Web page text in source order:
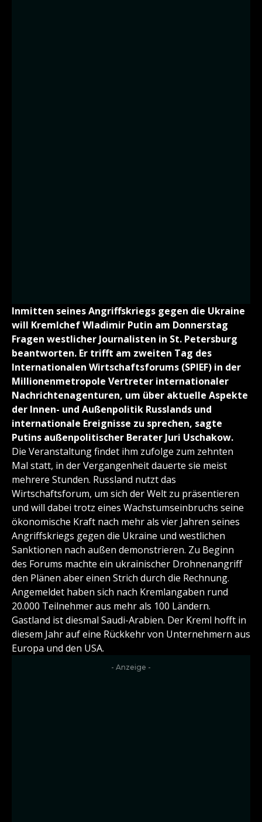
Inmitten seines Angriffskriegs gegen die Ukraine
will Kremlchef Wladimir Putin am Donnerstag
Fragen westlicher Journalisten in St. Petersburg
beantworten. Er trifft am zweiten Tag des
Internationalen Wirtschaftsforums (SPIEF) in der
Millionenmetropole Vertreter internationaler
Nachrichtenagenturen, um über aktuelle Aspekte
der Innen- und Außenpolitik Russlands und
internationale Ereignisse zu sprechen, sagte
Putins außenpolitischer Berater Juri Uschakow.
Die Veranstaltung findet ihm zufolge zum zehnten
Mal statt, in der Vergangenheit dauerte sie meist
mehrere Stunden. Russland nutzt das
Wirtschaftsforum, um sich der Welt zu präsentieren
und will dabei trotz eines Wachstumseinbruchs seine
ökonomische Kraft nach mehr als vier Jahren seines
Angriffskriegs gegen die Ukraine und westlichen
Sanktionen nach außen demonstrieren. Zu Beginn
des Forums machte ein ukrainischer Drohnenangriff
den Plänen aber einen Strich durch die Rechnung.
Angemeldet haben sich nach Kremlangaben rund
20.000 Teilnehmer aus mehr als 100 Ländern.
Gastland ist diesmal Saudi-Arabien. Der Kreml hofft in
diesem Jahr auf eine Rückkehr von Unternehmern aus
Europa und den USA.
- Anzeige -